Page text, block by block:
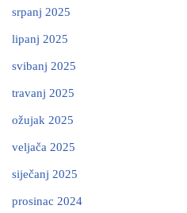
srpanj 2025
lipanj 2025
svibanj 2025
travanj 2025
ožujak 2025
veljača 2025
siječanj 2025
prosinac 2024